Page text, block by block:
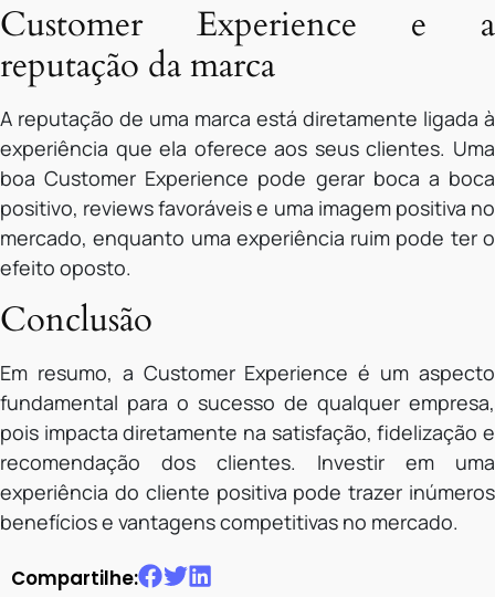
Customer Experience e a
reputação da marca
A reputação de uma marca está diretamente ligada à
experiência que ela oferece aos seus clientes. Uma
boa Customer Experience pode gerar boca a boca
positivo, reviews favoráveis e uma imagem positiva no
mercado, enquanto uma experiência ruim pode ter o
efeito oposto.
Conclusão
Em resumo, a Customer Experience é um aspecto
fundamental para o sucesso de qualquer empresa,
pois impacta diretamente na satisfação, fidelização e
recomendação dos clientes. Investir em uma
experiência do cliente positiva pode trazer inúmeros
benefícios e vantagens competitivas no mercado.
Compartilhe: